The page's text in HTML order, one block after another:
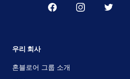
우리 회사
혼블로어 그룹 소개